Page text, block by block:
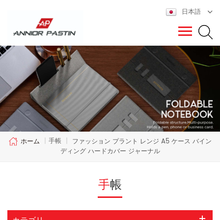
日本語
ホーム | 手帳 | ファッション プラント レンジ A5 ケース バイン
ディング ハードカバー ジャーナル
手帳